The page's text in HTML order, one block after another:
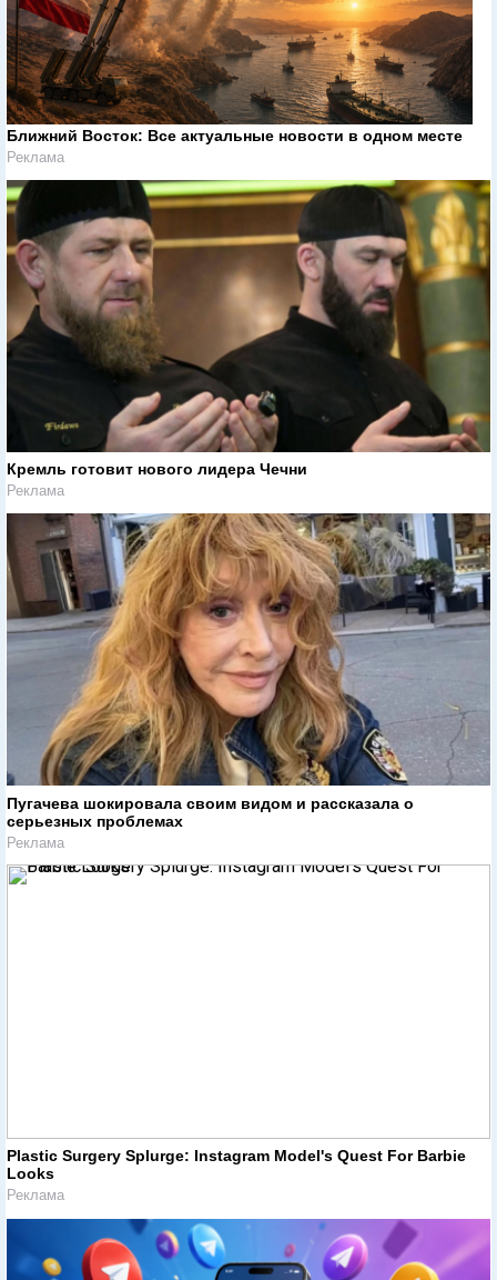
Ближний Восток: Все актуальные новости в одном месте
Реклама
Кремль готовит нового лидера Чечни
Реклама
Пугачева шокировала своим видом и рассказала о
серьезных проблемах
Реклама
Plastic Surgery Splurge: Instagram Model's Quest For Barbie
Looks
Реклама